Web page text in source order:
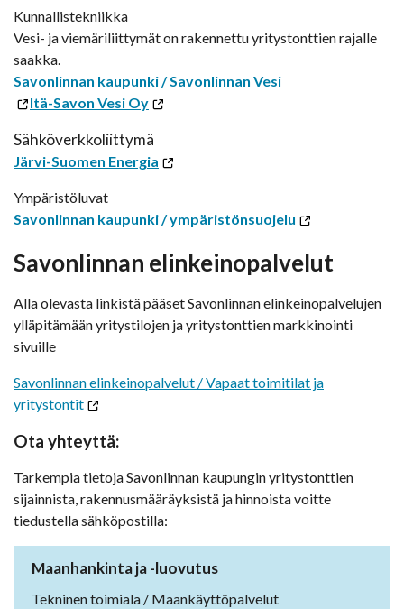
Kunnallistekniikka
Vesi- ja viemäriliittymät on rakennettu yritystonttien rajalle
saakka.
Savonlinnan kaupunki / Savonlinnan Vesi
Itä-Savon Vesi Oy
Sähköverkkoliittymä
Järvi-Suomen Energia
Ympäristöluvat
Savonlinnan kaupunki / ympäristönsuojelu
Savonlinnan elinkeinopalvelut
Alla olevasta linkistä pääset Savonlinnan elinkeinopalvelujen
ylläpitämään yritystilojen ja yritystonttien markkinointi
sivuille
Savonlinnan elinkeinopalvelut / Vapaat toimitilat ja
yritystontit
Ota yhteyttä:
Tarkempia tietoja Savonlinnan kaupungin yritystonttien
sijainnista, rakennusmääräyksistä ja hinnoista voitte
tiedustella sähköpostilla:
Maanhankinta ja -luovutus
Tekninen toimiala / Maankäyttöpalvelut